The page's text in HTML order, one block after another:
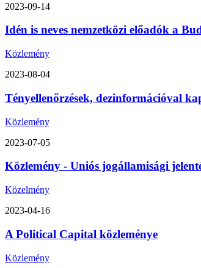
2023-09-14
Idén is neves nemzetközi előadók a
Közlemény
2023-08-04
Tényellenőrzések, dezinformációval
Közlemény
2023-07-05
Közlemény - Uniós jogállamisági
Közelmény
2023-04-16
A Political Capital közleménye
Közlemény